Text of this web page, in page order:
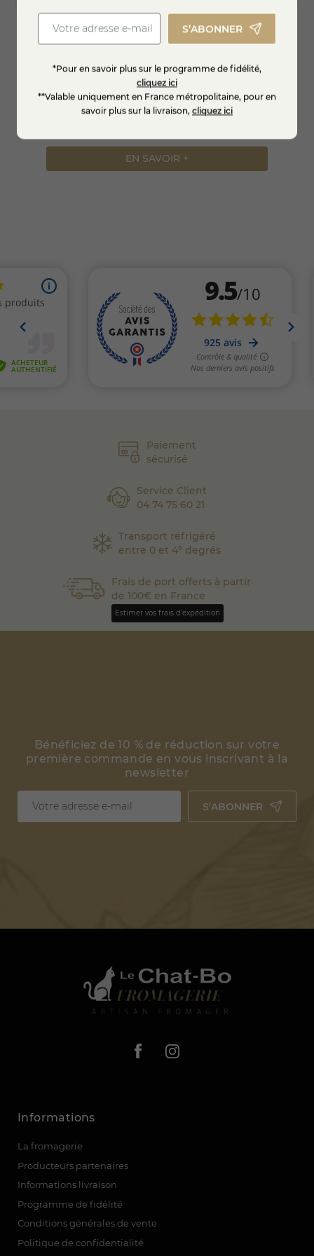
goût franc et naturel.
Disponible sur notre fromagerie en ligne ou en
beurre de terroir, issu d’une coopérative jurassienne
EN SAVOIR +
Paiement
sécurisé
Service Client
04 74 75 60 21
Transport réfrigéré
entre 0 et 4° degrés
Frais de port offerts à partir
de 100€ en France
Estimer vos frais d'expédition
Bénéficiez de 10 % de réduction sur votre
première commande en vous inscrivant à la
newsletter
S’ABONNER
Informations
La fromagerie
Producteurs partenaires
Informations livraison
Programme de fidélité
Conditions générales de vente
Politique de confidentialité
S’ABONNER
*Pour en savoir plus sur le programme de fidélité,
cliquez ici
**Valable uniquement en France métropolitaine, pour en
savoir plus sur la livraison, cliquez ici